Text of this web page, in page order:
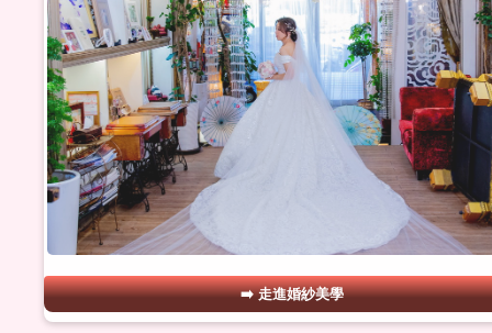
走進婚紗美學